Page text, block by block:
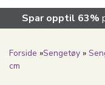
Spar opptil 63%
Forside »Sengetøy »
cm